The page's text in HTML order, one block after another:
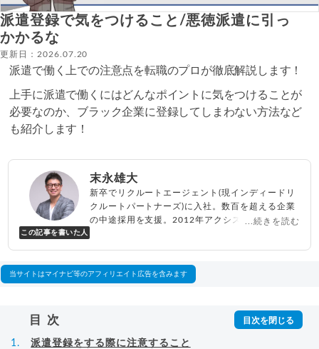
派遣登録で気をつけること/悪徳派遣に引っ
かかるな
更新日：2026.07.20
派遣で働く上での注意点を転職のプロが徹底解説します！
上手に派遣で働くにはどんなポイントに気をつけることが
必要なのか、ブラック企業に登録してしまわない方法など
も紹介します！
この記事を書いた人
末永雄大
新卒でリクルートエージェント(現インディードリ
クルートパートナーズ)に入社。数百を超える企業
の中途採用を支援。2012年アクシス(株)設立、代
べらない転職エージェント
...続きを読む
当サイトはマイナビ等のアフィリエイト広告を含みます
目次
派遣登録をする際に注意すること